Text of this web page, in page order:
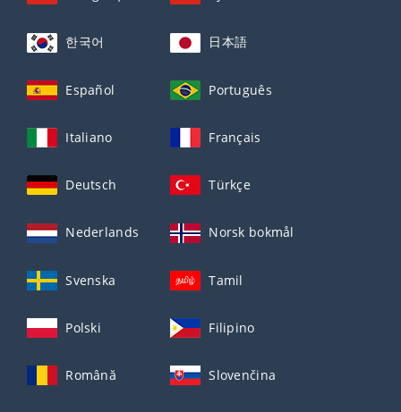
한국어 日本語
Español Português
Italiano Français
Deutsch Türkçe
Nederlands Norsk bokmål
Svenska Tamil
Polski Filipino
Română Slovenčina